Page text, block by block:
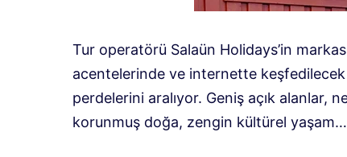
Tur operatörü Salaün Holidays’in
acentelerinde ve internette keşfedilecek
perdelerini aralıyor. Geniş açık alanlar,
korunmuş doğa, zengin kültürel yaşam…